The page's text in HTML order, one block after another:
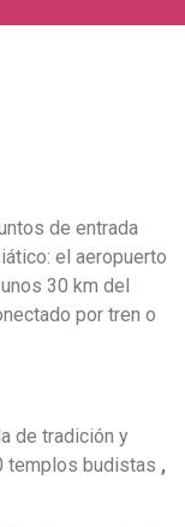
de entrada
el aeropuerto
30 km del
por tren o
de tradición y
templos budistas ,